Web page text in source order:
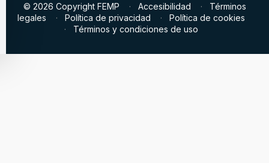
© 2026 Copyright FEMP Accesibilidad
Términos
legales
Política de privacidad
Política de cookies
Términos y condiciones de uso